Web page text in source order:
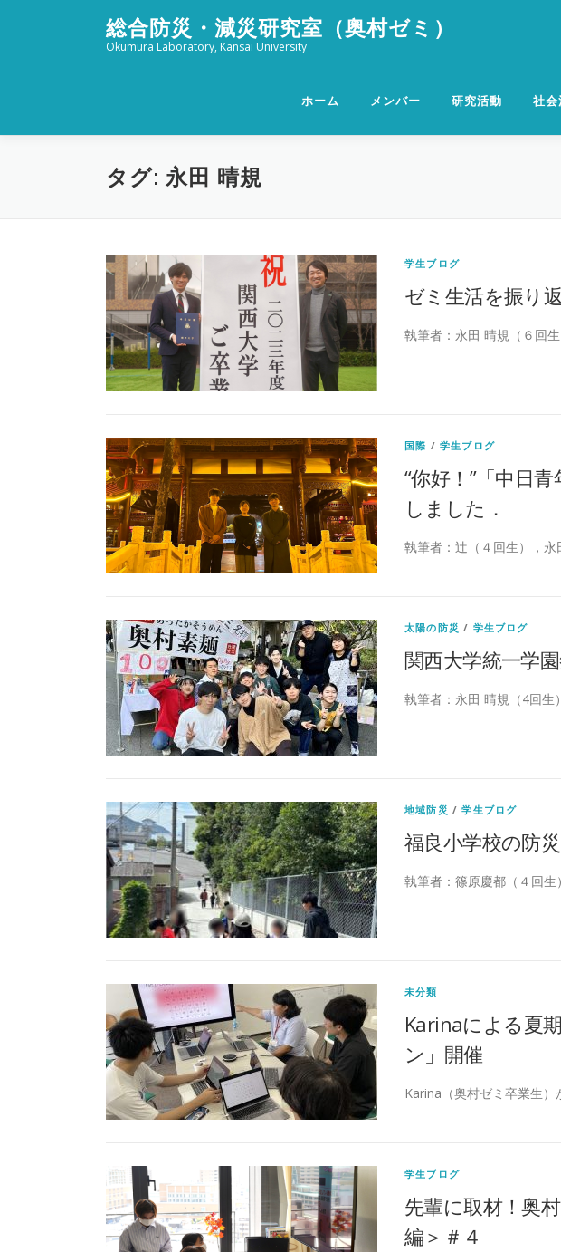
ス
総合防災・減災研究室（奥村ゼミ）
Okumura Laboratory, Kansai University
ホーム メンバー 研究活動 社会
タグ: 永田 晴規
学生ブログ
ゼミ生活を振り
執筆者：永田 晴規（６回
国際 /学生ブログ
“你好！”「中⽇
しました．
執筆者：辻（４回生），
太陽の防災 / 学生ブログ
関西大学統一学
執筆者：永田 晴規（4回
地域防災 /学生ブログ
福良小学校の防
執筆者：篠原慶都（４回
未分類
Karinaによる夏
ン」開催
Karina（奥村ゼミ卒業生
学生ブログ
先輩に取材！奥
編＞＃４